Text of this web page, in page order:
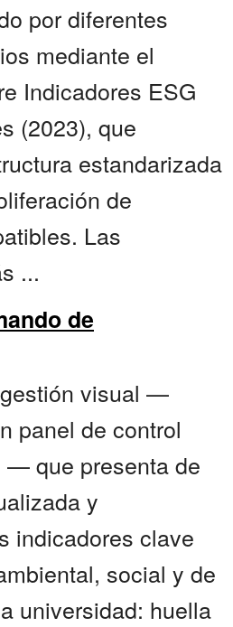
por diferentes
mediante el
Indicadores ESG
(2023), que
estandarizada
de
Las
...
de
visual —
panel de control
— que presenta de
y
indicadores clave
social y de
universidad: huella